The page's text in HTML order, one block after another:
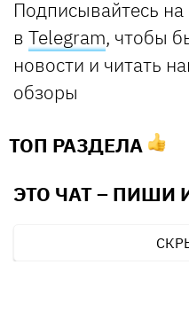
Подписывайтесь на
в Telegram, чтобы
новости и читать
обзоры
ТОП РАЗДЕЛА
ЭТО ЧАТ – ПИШИ